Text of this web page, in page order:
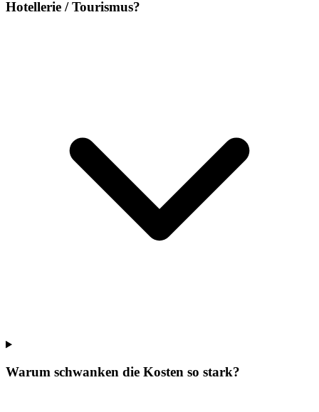
Hotellerie / Tourismus?
Warum schwanken die Kosten so stark?